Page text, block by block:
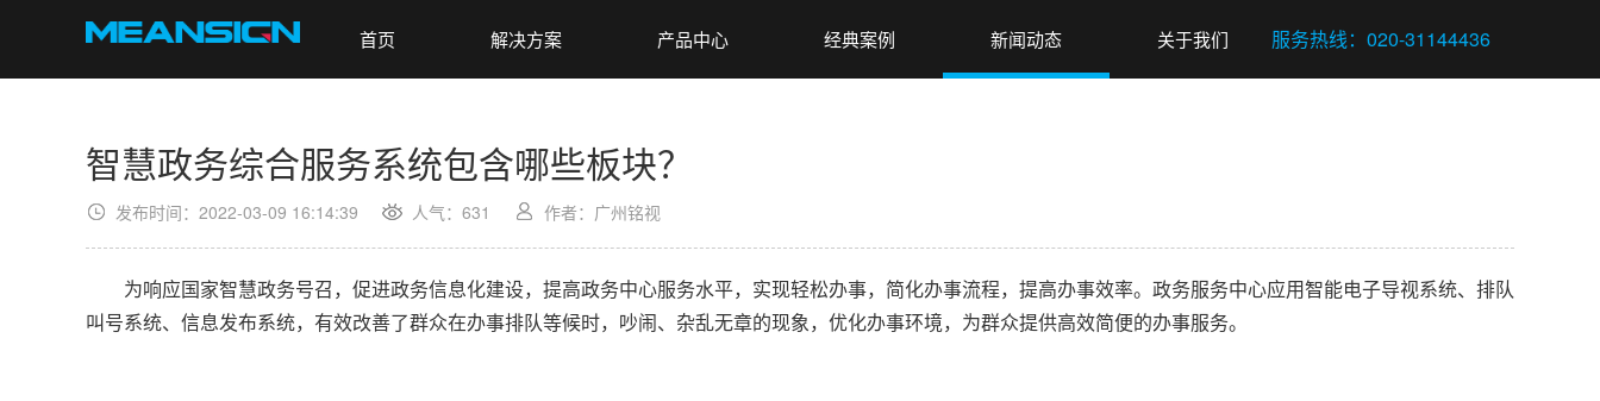
首页 解决方案 产品中心 经典案例 新闻动态 关于我们
智慧政务综合服务系统包含哪些板块？
发布时间：2022-03-09 16:14:39 人气： 631 作者：广州铭视
为响应国家智慧政务号召，促进政务信息化建设，提高政务中心服务水平，实现轻松办事，简化办事流程，提高办事效率。政务服务中心应用智能电子导视系统、排队
叫号系统、信息发布系统，有效改善了群众在办事排队等候时，吵闹、杂乱无章的现象，优化办事环境，为群众提供高效简便的办事服务。